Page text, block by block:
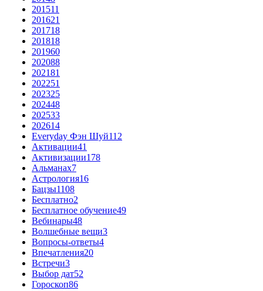
201511
201621
201718
201818
201960
202088
202181
202251
202325
202448
202533
202614
Everyday Фэн Шуй112
Активации41
Активизации178
Альманах7
Астрология16
Бацзы1108
Бесплатно2
Бесплатное обучение49
Вебинары48
Волшебные вещи3
Вопросы-ответы4
Впечатления20
Встречи3
Выбор дат52
Гороскоп86